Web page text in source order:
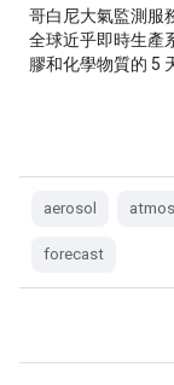
哥白尼大氣監測服
全球近乎即時生產
膠和化學物質的 5
aerosol
forecast